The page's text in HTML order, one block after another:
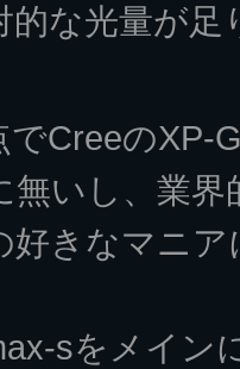
的な光量が
でCreeのXP-
無いし、業
好きなマニ
sをメイン